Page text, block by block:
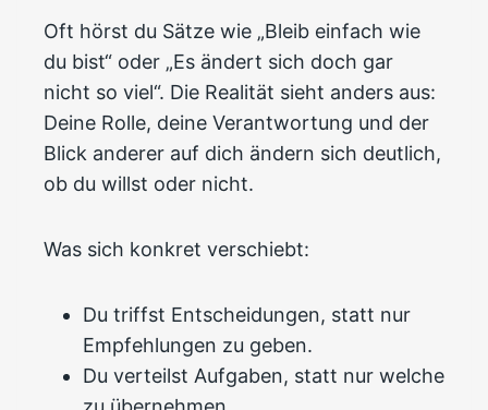
Oft hörst du Sätze wie „Bleib einfach wie
du bist“ oder „Es ändert sich doch gar
nicht so viel“. Die Realität sieht anders aus:
Deine Rolle, deine Verantwortung und der
Blick anderer auf dich ändern sich deutlich,
ob du willst oder nicht.
Was sich konkret verschiebt:
Du triffst Entscheidungen, statt nur
Empfehlungen zu geben.
Du verteilst Aufgaben, statt nur welche